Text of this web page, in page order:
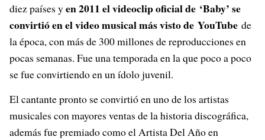
diez países yen 2011 el videoclip oficial de ‘Baby’ se
convirtió en el video musical más visto de YouTube de
la época, con más de 300 millones de reproducciones en
pocas semanas. Fue una temporada en la que poco a poco
se fue convirtiendo en un ídolo juvenil.
El cantante pronto se convirtió en uno de los artistas
musicales con mayores ventas de la historia discográfica,
además fue premiado como el Artista Del Año en